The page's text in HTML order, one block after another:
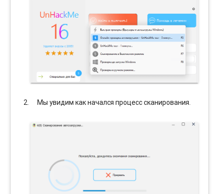
Мы увидим как начался процесс сканирования.